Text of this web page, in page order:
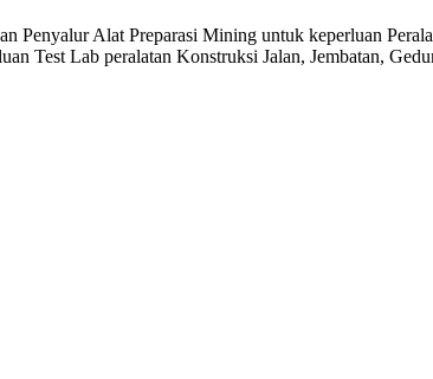
Penyalur Alat Preparasi Mining untuk keperluan
Test Lab peralatan Konstruksi Jalan, Jembatan,